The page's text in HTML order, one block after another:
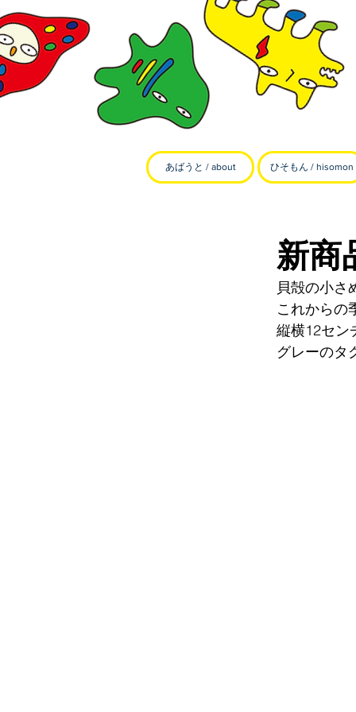
あばうと / about ひそもん / hisomon
新商
貝殻の小さ
これからの
縦横12セン
グレーのタ